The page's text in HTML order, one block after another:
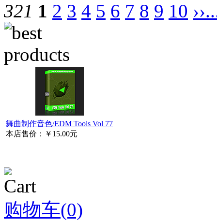
321 1 2 3 4 5 6 7 8 9 10 ››
舞曲制作音色/EDM Tools Vol 77
本店售价：
￥15.00元
购物车(0)